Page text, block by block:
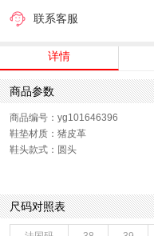
联系客服
详情
商品参数
商品编号：yg101646396
鞋垫材质：猪皮革
鞋头款式：圆头
40码鞋宽参考(男)：11CM
皮质特征：织物
鞋帮：低帮
尺码对照表